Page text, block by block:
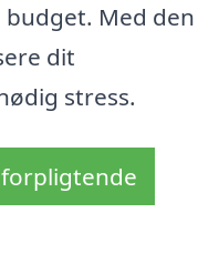
Med den
dit
stress.